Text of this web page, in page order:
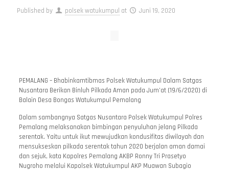
Published by polsek watukumpul at Juni 19, 2020
PEMALANG – Bhabinkamtibmas Polsek Watukumpul Dalam Satgas
Nusantara Berikan Binluh Pilkada Aman pada Jum’at (19/6/2020) di
Balain Desa Bongas Watukumpul Pemalang
Dalam sambangnya Satgas Nusantara Polsek Watukumpul Polres
Pemalang melaksanakan bimbingan penyuluhan jelang Pilkada
serentak. Yaitu untuk ikut mewujudkan kondusifitas diwilayah dan
mensukseskan pilkada serentak tahun 2020 berjalan aman damai
dan sejuk, kata Kapolres Pemalang AKBP Ronny Tri Prasetyo
Nugroho melalui Kapolsek Watukumpul AKP Muawan Subagio